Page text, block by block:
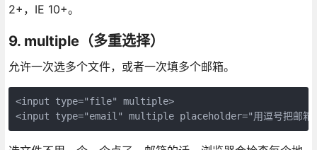
2+，IE 10+。
9. multiple（多重选择）
允许一次选多个文件，或者一次填多个邮箱。
<input type="file" multiple>
<input type="email" multiple placeholder="用逗号把邮箱